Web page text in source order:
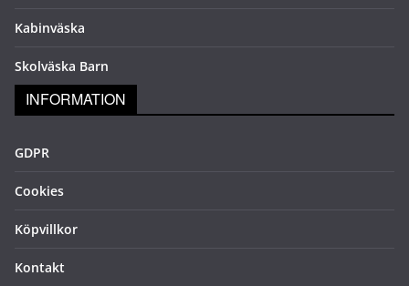
Kabinväska
Skolväska Barn
INFORMATION
GDPR
Cookies
Köpvillkor
Kontakt